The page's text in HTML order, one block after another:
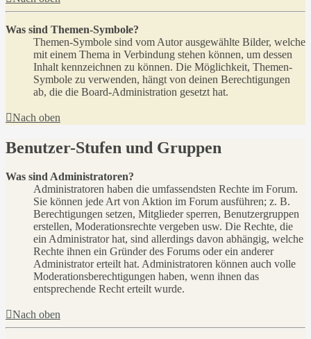
Was sind Themen-Symbole?
Themen-Symbole sind vom Autor ausgewählte Bilder, welche
mit einem Thema in Verbindung stehen können, um dessen
Inhalt kennzeichnen zu können. Die Möglichkeit, Themen-
Symbole zu verwenden, hängt von deinen Berechtigungen
ab, die die Board-Administration gesetzt hat.
Nach oben
Benutzer-Stufen und Gruppen
Was sind Administratoren?
Administratoren haben die umfassendsten Rechte im Forum.
Sie können jede Art von Aktion im Forum ausführen; z. B.
Berechtigungen setzen, Mitglieder sperren, Benutzergruppen
erstellen, Moderationsrechte vergeben usw. Die Rechte, die
ein Administrator hat, sind allerdings davon abhängig, welche
Rechte ihnen ein Gründer des Forums oder ein anderer
Administrator erteilt hat. Administratoren können auch volle
Moderationsberechtigungen haben, wenn ihnen das
entsprechende Recht erteilt wurde.
Nach oben